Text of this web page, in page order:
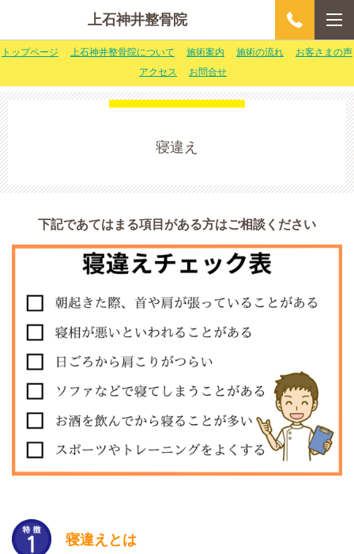
上石神井整骨院
トップページ 上石神井整骨院について 施術案内 施術の流れ
お客さまの声
アクセス
お問合せ
寝違え
下記であてはまる項目がある方はご相談ください
寝違えとは